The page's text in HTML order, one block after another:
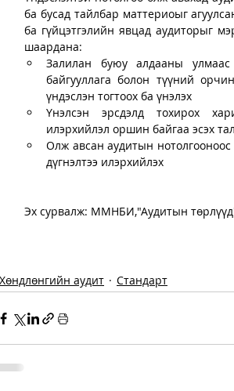
ба бусад тайлбар маттериоыг
ба гүйцэтгэлийн явцад аудиторыг
шаардана:
Залилан буюу алдааны улмаас
байгууллага болон түүний
үндэслэн тогтоох ба үнэлэх
Үнэлсэн эрсдэлд тохирох
илэрхийлэл оршин байгаа эсэх
Олж авсан аудитын нотолгооноос
дүгнэлтээ илэрхийлэх
Эх сурвалж: ММНБИ,"Аудитын
Хөндлөнгийн аудит Стандарт